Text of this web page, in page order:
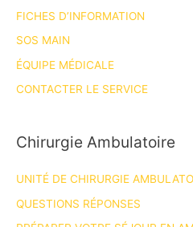
FICHES D’INFORMATION
SOS MAIN
ÉQUIPE MÉDICALE
CONTACTER LE SERVICE
Chirurgie Ambulatoire
UNITÉ DE CHIRURGIE
QUESTIONS RÉPONSES